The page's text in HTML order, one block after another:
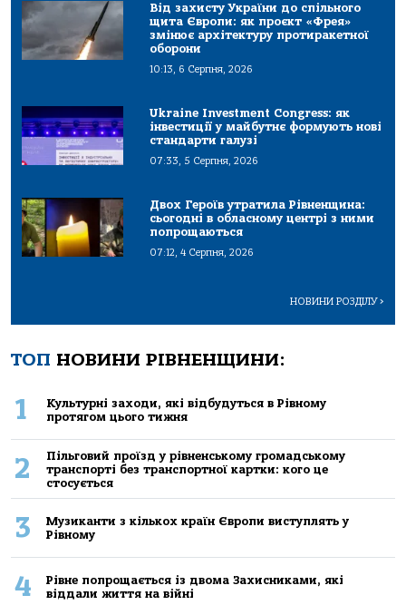
Від захисту України до спільного
щита Європи: як проєкт «Фрея»
змінює архітектуру протиракетної
оборони
10:13, 6 Серпня, 2026
Ukraine Investment Congress: як
інвестиції у майбутнє формують нові
стандарти галузі
07:33, 5 Серпня, 2026
Двох Героїв утратила Рівненщина:
сьогодні в обласному центрі з ними
попрощаються
07:12, 4 Серпня, 2026
НОВИНИ РОЗДІЛУ>
ТОП НОВИНИ РІВНЕНЩИНИ:
1
Культурні заходи, які відбудуться в Рівному
протягом цього тижня
2
Пільговий проїзд у рівненському громадському
транспорті без транспортної картки: кого це
стосується
3
Музиканти з кількох країн Європи виступлять у
Рівному
4
Рівне попрощається із двома Захисниками, які
віддали життя на війні